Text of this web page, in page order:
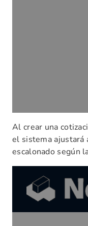
Al crear una
el sistema ajustará
escalonado según